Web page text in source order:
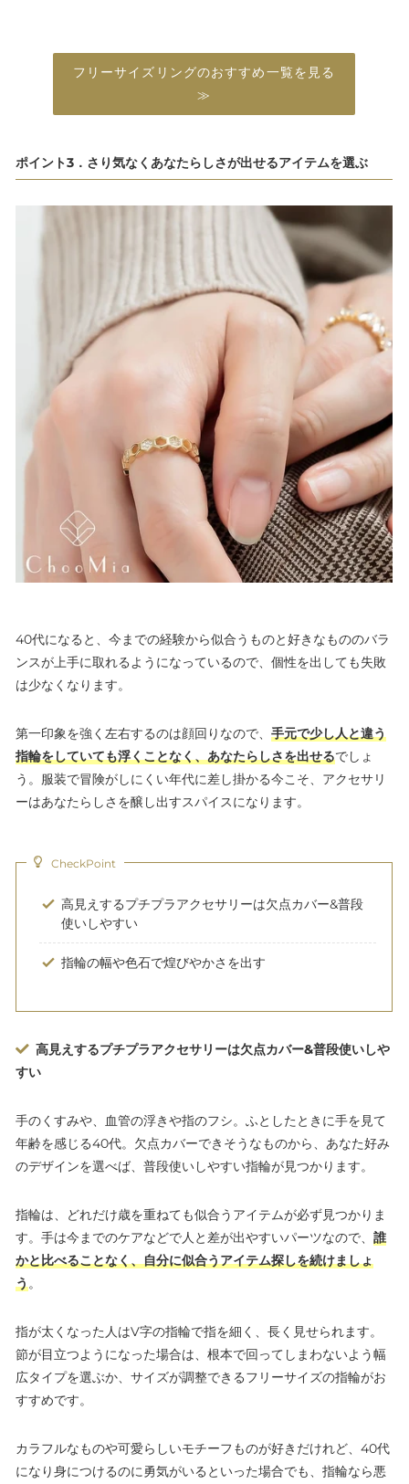
フリーサイズリングのおすすめ一覧を見る
≫
ポイント3．さり気なくあなたらしさが出せるアイテムを選ぶ
40代になると、今までの経験から似合うものと好きなもののバラ
ンスが上手に取れるようになっているので、個性を出しても失敗
は少なくなります。
第一印象を強く左右するのは顔回りなので、 手元で少し人と違う
指輪をしていても浮くことなく、あなたらしさを出せるでしょ
う。服装で冒険がしにくい年代に差し掛かる今こそ、アクセサリ
ーはあなたらしさを醸し出すスパイスになります。
CheckPoint
高見えするプチプラアクセサリーは欠点カバー&普段
使いしやすい
指輪の幅や色石で煌びやかさを出す
高見えするプチプラアクセサリーは欠点カバー&普段使いしや
すい
手のくすみや、血管の浮きや指のフシ。ふとしたときに手を見て
年齢を感じる40代。欠点カバーできそうなものから、あなた好み
のデザインを選べば、普段使いしやすい指輪が見つかります。
指輪は、どれだけ歳を重ねても似合うアイテムが必ず見つかりま
す。手は今までのケアなどで人と差が出やすいパーツなので、 誰
かと比べることなく、自分に似合うアイテム探しを続けましょ
う。
指が太くなった人はV字の指輪で指を細く、長く見せられます。
節が目立つようになった場合は、根本で回ってしまわないよう幅
広タイプを選ぶか、サイズが調整できるフリーサイズの指輪がお
すすめです。
カラフルなものや可愛らしいモチーフものが好きだけれど、40代
になり身につけるのに勇気がいるといった場合でも、指輪なら悪